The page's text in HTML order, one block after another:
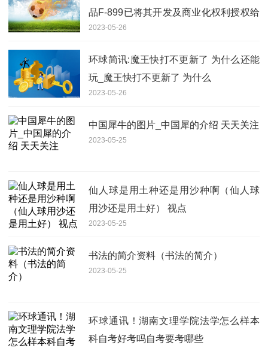
品F-899已将其开发及商业化权利授权给
公司了
2023-05-26
环球简讯:魔王快打不更新了 为什么还能
玩_魔王快打不更新了 为什么
2023-05-26
中国犀牛的图片_中国犀的介绍 天天关注
2023-05-25
仙人球是用土种还是用沙种啊（仙人球
用沙还是用土好） 视点
2023-05-25
书法的简介资料（书法的简介）
2023-05-25
环球通讯！湖南文理学院法学怎么样本
科自考好考吗自考要考哪些